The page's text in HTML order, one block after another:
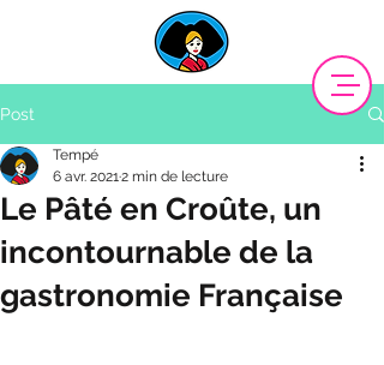
Post
Le Pâté en Croûte, un
incontournable de la
gastronomie Française
Tempé
6 avr. 20212 min de lecture